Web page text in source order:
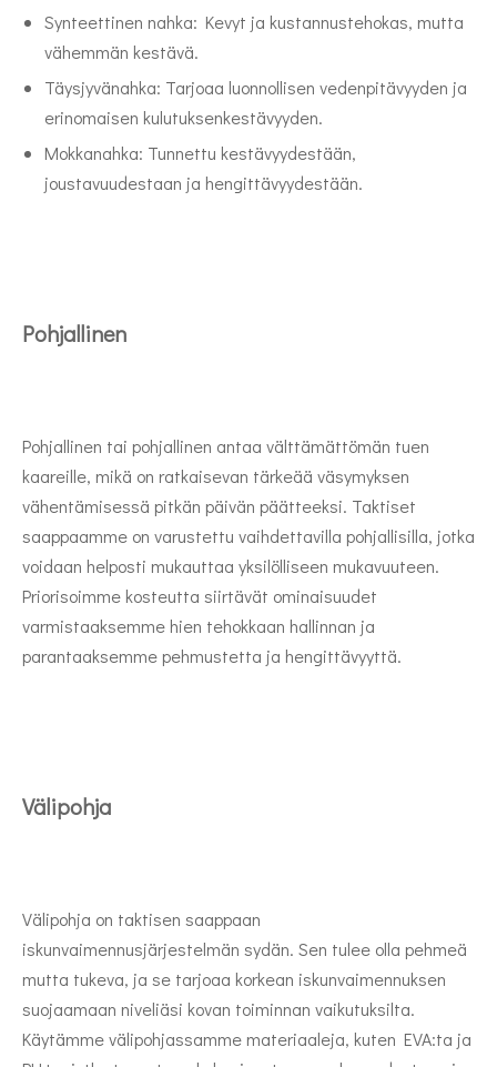
Synteettinen nahka: Kevyt ja kustannustehokas, mutta
vähemmän kestävä.
Täysjyvänahka: Tarjoaa luonnollisen vedenpitävyyden ja
erinomaisen kulutuksenkestävyyden.
Mokkanahka: Tunnettu kestävyydestään,
joustavuudestaan ​​ja hengittävyydestään.
Pohjallinen
Pohjallinen tai pohjallinen antaa välttämättömän tuen
kaareille, mikä on ratkaisevan tärkeää väsymyksen
vähentämisessä pitkän päivän päätteeksi. Taktiset
saappaamme on varustettu vaihdettavilla pohjallisilla, jotka
voidaan helposti mukauttaa yksilölliseen mukavuuteen.
Priorisoimme kosteutta siirtävät ominaisuudet
varmistaaksemme hien tehokkaan hallinnan ja
parantaaksemme pehmustetta ja hengittävyyttä.
Välipohja
Välipohja on taktisen saappaan
iskunvaimennusjärjestelmän sydän. Sen tulee olla pehmeä
mutta tukeva, ja se tarjoaa korkean iskunvaimennuksen
suojaamaan niveliäsi kovan toiminnan vaikutuksilta.
Käytämme välipohjassamme materiaaleja, kuten EVA:ta ja